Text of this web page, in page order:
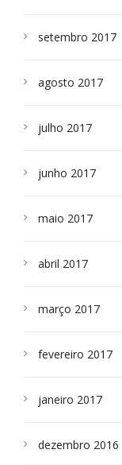
setembro 2017
agosto 2017
julho 2017
junho 2017
maio 2017
abril 2017
março 2017
fevereiro 2017
janeiro 2017
dezembro 2016